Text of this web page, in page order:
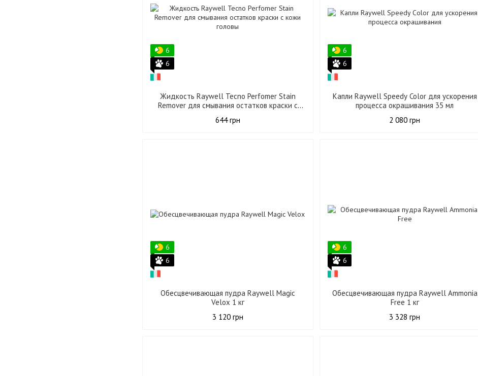
6
6
Жидкость Raywell Tecno Perfomer Stain
Remover для смывания остатков краски с
кожи головы 200 мл
644 грн
6
6
Капли Raywell Speedy Color для ускорения
процесса окрашивания 35 мл
2 080 грн
6
6
Обесцвечивающая пудра Raywell Magic
Velox 1 кг
3 120 грн
6
6
Обесцвечивающая пудра Raywell Ammonia
Free 1 кг
3 328 грн